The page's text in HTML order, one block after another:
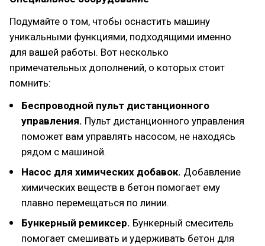
Подумайте о том, чтобы оснастить машину
уникальными функциями, подходящими именно
для вашей работы. Вот несколько
примечательных дополнений, о которых стоит
помнить:
Беспроводной пульт дистанционного
управления. Пульт дистанционного управления
поможет вам управлять насосом, не находясь
рядом с машиной.
Насос для химических добавок. Добавление
химических веществ в бетон помогает ему
плавно перемещаться по линии.
Бункерный ремиксер. Бункерный смеситель
помогает смешивать и удерживать бетон для